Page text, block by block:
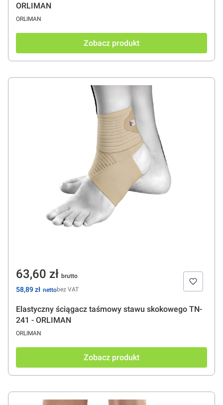
ORLIMAN
PRODUCENT
ORLIMAN
Zobacz produkt
Elastyczny ściągacz taśmowy stawu skokowego TN-
241 - ORLIMAN
PRODUCENT
ORLIMAN
Cena
63,60 zł
Cena
58,89 zł bez VAT
Zobacz produkt